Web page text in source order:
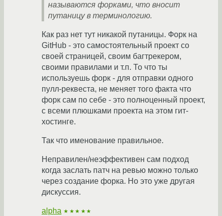
называются форками, что вносит
путаницу в терминологию.
Как раз нет тут никакой путаницы. Форк на
GitHub - это самостоятельный проект со
своей страницей, своим багтрекером,
своими правилами и т.п. То что ты
используешь форк - для отправки одного
пулл-реквеста, не меняет того факта что
форк сам по себе - это полноценный проект,
с всеми плюшками проекта на этом гит-
хостинге.
Так что именование правильное.
Неправилен/неэффективен сам подход
когда заслать патч на ревью можно только
через создание форка. Но это уже другая
дискуссия.
alpha ★★★★★